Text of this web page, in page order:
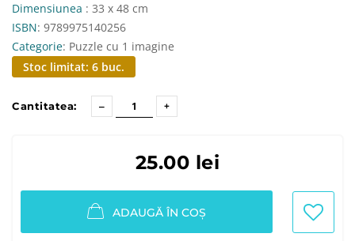
Dimensiunea : 33 x 48 cm
ISBN: 9789975140256
Categorie: Puzzle cu 1 imagine
Stoc limitat: 6 buc.
Cantitatea:
25.00 lei
ADAUGĂ ÎN COȘ